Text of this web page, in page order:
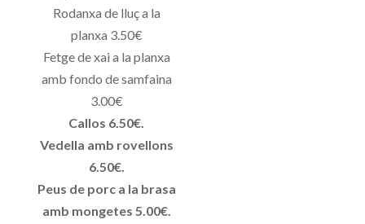
Rodanxa de lluç a la
planxa 3.50€
Fetge de xai a la planxa
amb fondo de samfaina
3.00€
Callos 6.50€.
Vedella amb rovellons
6.50€.
Peus de porc a la brasa
amb mongetes 5.00€.